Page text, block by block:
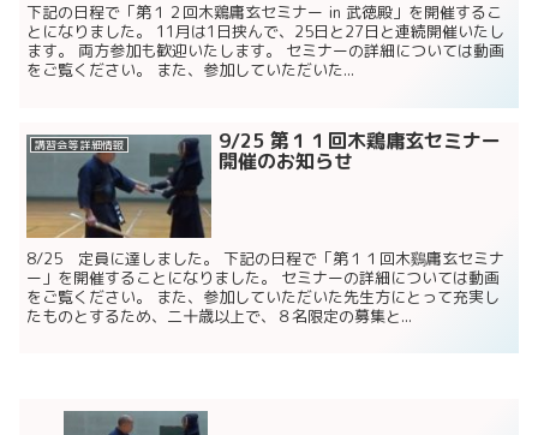
下記の日程で「第１２回木鶏庸玄セミナー in 武徳殿」を開催するこ
とになりました。 11月は1日挟んで、25日と27日と連続開催いたし
ます。 両方参加も歓迎いたします。 セミナーの詳細については動画
をご覧ください。 また、参加していただいた...
講習会等 詳細情報 9/25 第１１回木鶏庸玄セミナー
開催のお知らせ
8/25 定員に達しました。 下記の日程で「第１１回木鷄庸玄セミナ
ー」を開催することになりました。 セミナーの詳細については動画
をご覧ください。 また、参加していただいた先生方にとって充実し
たものとするため、二十歳以上で、８名限定の募集と...